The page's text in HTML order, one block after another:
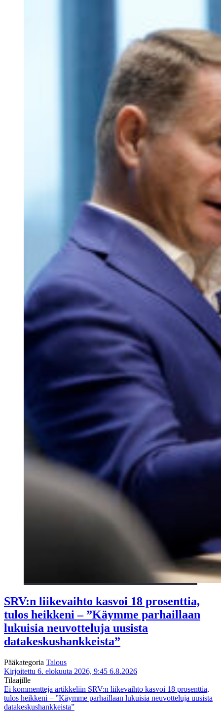
SRV:n liikevaihto kasvoi 18 prosenttia,
tulos heikkeni – ”Käymme parhaillaan
lukuisia neuvotteluja uusista
datakeskushankkeista”
Pääkategoria Talous
Kirjoitettu 6. elokuuta 2026, 9:45 6.8.2026
Tilaajille
Ei kommentteja artikkeliin SRV:n liikevaihto kasvoi 18 prosenttia,
tulos heikkeni – ”Käymme parhaillaan lukuisia neuvotteluja uusista
datakeskushankkeista”